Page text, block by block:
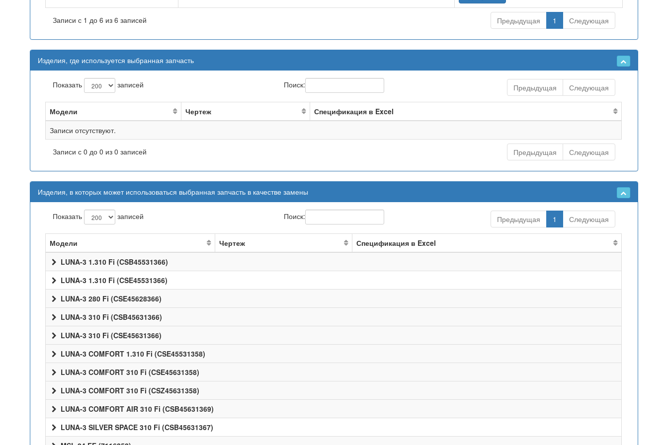
Записи с 1 до 6 из 6 записей Предыдущая 1 Следующая
Изделия, где используется выбранная запчасть
Показать записей Поиск: Предыдущая Следующая
Модели Чертеж
Спецификация в Excel
Записи отсутствуют.
Записи с 0 до 0 из 0 записей Предыдущая Следующая
Изделия, в которых может использоваться выбранная запчасть в качестве замены
Показать записей Поиск: Предыдущая 1 Следующая
Модели Чертеж
Спецификация в Excel
LUNA-3 1.310 Fi (CSB45531366)
LUNA-3 1.310 Fi (CSE45531366)
LUNA-3 280 Fi (CSE45628366)
LUNA-3 310 Fi (CSB45631366)
LUNA-3 310 Fi (CSE45631366)
LUNA-3 COMFORT 1.310 Fi (CSE45531358)
LUNA-3 COMFORT 310 Fi (CSE45631358)
LUNA-3 COMFORT 310 Fi (CSZ45631358)
LUNA-3 COMFORT AIR 310 Fi (CSB45631369)
LUNA-3 SILVER SPACE 310 Fi (CSB45631367)